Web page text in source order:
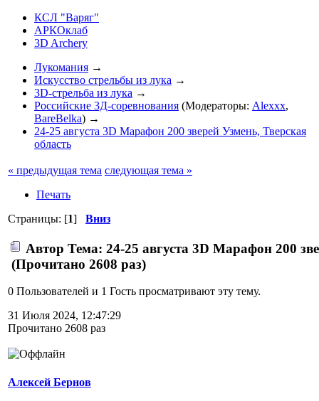
КСЛ "Варяг"
АРКОклаб
3D Archery
Лукомания →
Искусство стрельбы из лука →
3D-стрельба из лука →
Российские 3Д-соревнования (Модераторы: Alexxx,
BareBelka) →
24-25 августа 3D Марафон 200 зверей Узмень, Тверская
область
« предыдущая тема следующая тема »
Печать
Страницы: [1] Вниз
Автор Тема: 24-25 августа 3D Марафон 200
(Прочитано 2608 раз)
0 Пользователей и 1 Гость просматривают эту тему.
31 Июля 2024, 12:47:29
Прочитано 2608 раз
Алексей Бернов